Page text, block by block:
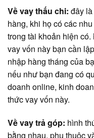
Về vay thấu chi: đây
hàng, khi họ có các
trong tài khoản hiện
vay vốn này bạn cần
nhập hàng tháng của
nếu như bạn đang có
doanh online, kinh
thức vay vốn này.
Về vay trả góp: hình
bằng nhau, phụ thuộc